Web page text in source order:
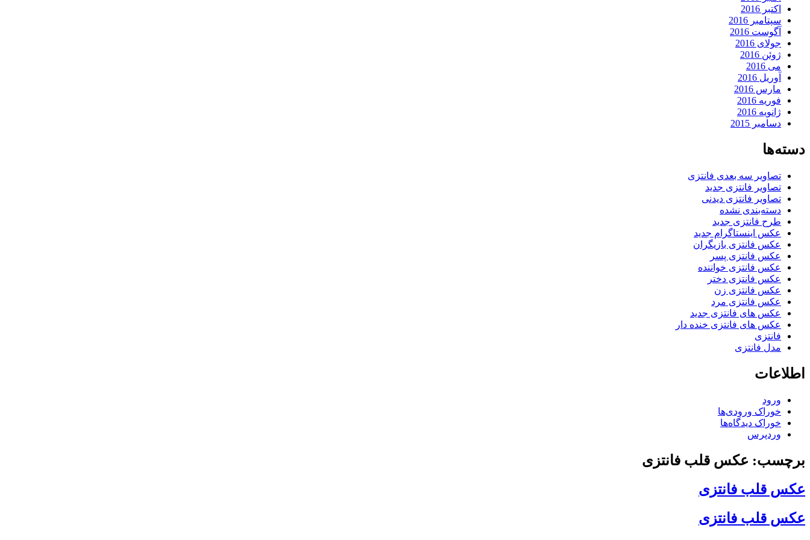
اکتبر 2016
سپتامبر 2016
آگوست 2016
جولای 2016
ژوئن 2016
می 2016
آوریل 2016
مارس 2016
فوریه 2016
ژانویه 2016
دسامبر 2015
دسته‌ها
تصاویر سه بعدی فانتزی
تصاویر فانتزی جدید
تصاویر فانتزی دیدنی
دسته‌بندی نشده
طرح فانتزی جدید
عکس اینستاگرام جدید
عکس فانتزی بازیگران
عکس فانتزی پسر
عکس فانتزی خواننده
عکس فانتزی دختر
عکس فانتزی زن
عکس فانتزی مرد
عکس های فانتزی جدید
عکس های فانتزی خنده دار
فانتزی
مدل فانتزی
اطلاعات
ورود
خوراک ورودی‌ها
خوراک دیدگاه‌ها
وردپرس
برچسب: عکس قلب فانتزی
عکس قلب فانتزی
عکس قلب فانتزی